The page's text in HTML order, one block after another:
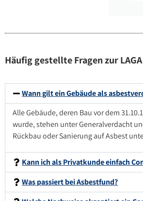
Häufig gestellte Fragen zur LAGA
Wann gilt ein Gebäude als
Alle Gebäude, deren Bau vor dem
wurde, stehen unter Generalverdacht
Rückbau oder Sanierung auf Asbest
Kann ich als Privatkunde einfach
Was passiert bei Asbestfund?